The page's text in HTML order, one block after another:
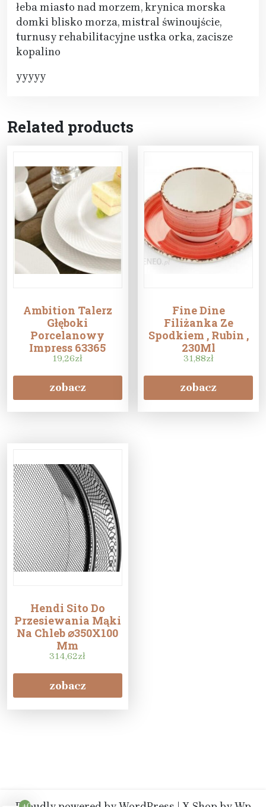
łeba miasto nad morzem, krynica morska
domki blisko morza, mistral świnoujście,
turnusy rehabilitacyjne ustka orka, zacisze
kopalino
yyyyy
Related products
Ambition Talerz
Głęboki
Porcelanowy
Impress 63365
19,26zł
zobacz
Fine Dine
Filiżanka Ze
Spodkiem , Rubin ,
230Ml
31,88zł
zobacz
Hendi Sito Do
Przesiewania Mąki
Na Chleb ⌀350X100
Mm
314,62zł
zobacz